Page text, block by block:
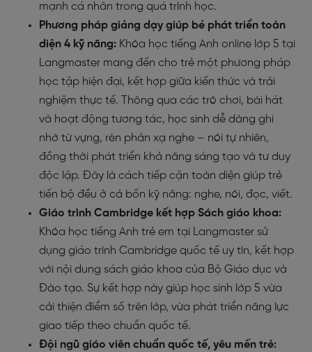
mạnh cá nhân trong quá trình học.
Phương pháp giảng dạy giúp bé phát triển toàn
diện 4 kỹ năng: Khóa học tiếng Anh online lớp 5 tại
Langmaster mang đến cho trẻ một phương pháp
học tập hiện đại, kết hợp giữa kiến thức và trải
nghiệm thực tế. Thông qua các trò chơi, bài hát
và hoạt động tương tác, học sinh dễ dàng ghi
nhớ từ vựng, rèn phản xạ nghe – nói tự nhiên,
đồng thời phát triển khả năng sáng tạo và tư duy
độc lập. Đây là cách tiếp cận toàn diện giúp trẻ
tiến bộ đều ở cả bốn kỹ năng: nghe, nói, đọc, viết.
Giáo trình Cambridge kết hợp Sách giáo khoa:
Khóa học tiếng Anh trẻ em tại Langmaster sử
dụng giáo trình Cambridge quốc tế uy tín, kết hợp
với nội dung sách giáo khoa của Bộ Giáo dục và
Đào tạo. Sự kết hợp này giúp học sinh lớp 5 vừa
cải thiện điểm số trên lớp, vừa phát triển năng lực
giao tiếp theo chuẩn quốc tế.
Đội ngũ giáo viên chuẩn quốc tế, yêu mến trẻ: